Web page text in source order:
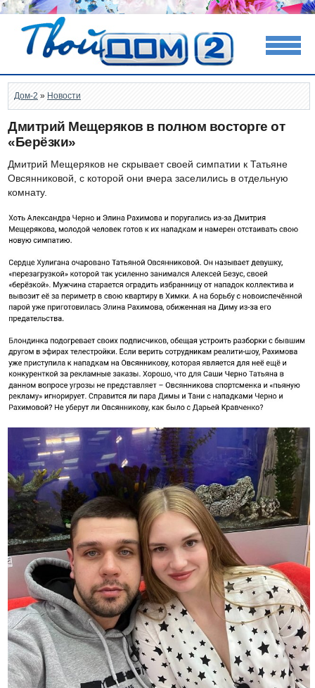
Дом-2 » Новости
Дмитрий Мещеряков в полном восторге от
«Берёзки»
Дмитрий Мещеряков не скрывает своей симпатии к Татьяне
Овсянниковой, с которой они вчера заселились в отдельную
комнату.